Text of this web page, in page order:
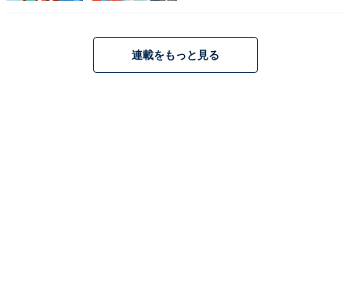
らしの中にあふれる「なぜ？」「どうして？」を分かりやすく伝え
るAll About発のニュースメディアです。お金や仕事、恋愛、ITに関
する疑問に対して専門家が分かりやすく回答するほか、エンタメ情
連載をもっと見る